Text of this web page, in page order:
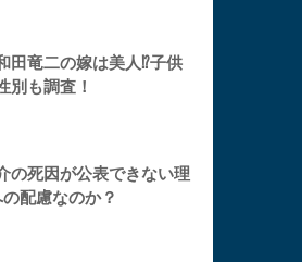
田竜二の嫁は美人⁉︎子供
別も調査！
の死因が公表できない理
配慮なのか？